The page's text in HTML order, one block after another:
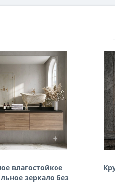
влагостойкое
зеркало без